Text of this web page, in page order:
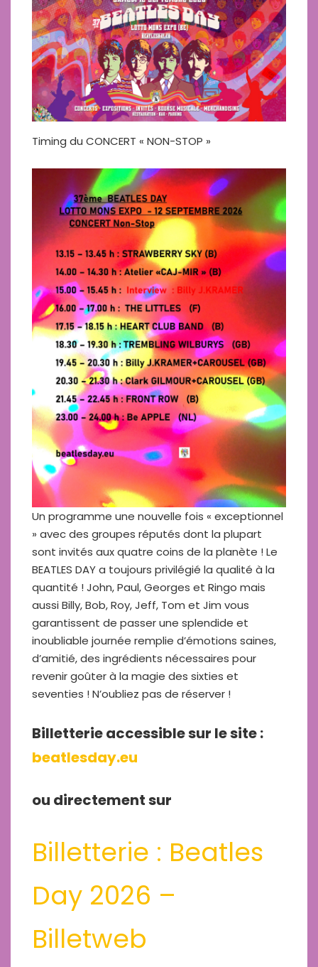
Timing du CONCERT « NON-STOP »
Un programme une nouvelle fois « exceptionnel
» avec des groupes réputés dont la plupart
sont invités aux quatre coins de la planète ! Le
BEATLES DAY a toujours privilégié la qualité à la
quantité ! John, Paul, Georges et Ringo mais
aussi Billy, Bob, Roy, Jeff, Tom et Jim vous
garantissent de passer une splendide et
inoubliable journée remplie d’émotions saines,
d’amitié, des ingrédients nécessaires pour
revenir goûter à la magie des sixties et
seventies ! N’oubliez pas de réserver !
Billetterie accessible sur le site :
beatlesday.eu
ou directement sur
Billetterie : Beatles
Day 2026 –
Billetweb